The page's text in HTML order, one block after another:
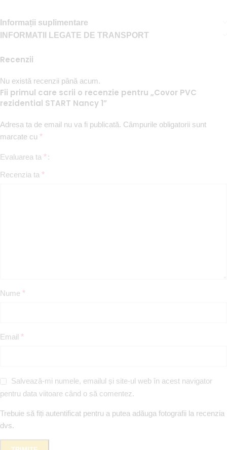
Informații suplimentare
INFORMATII LEGATE DE TRANSPORT
Recenzii
Nu există recenzii până acum.
Fii primul care scrii o recenzie pentru „Covor PVC
rezidential START Nancy 1”
Adresa ta de email nu va fi publicată. Câmpurile obligatorii sunt
marcate cu *
Evaluarea ta *
Recenzia ta *
Nume *
Email *
Salvează-mi numele, emailul și site-ul web în acest navigator
pentru data viitoare când o să comentez.
Trebuie să fiți autentificat pentru a putea adăuga fotografii la recenzia
dvs.